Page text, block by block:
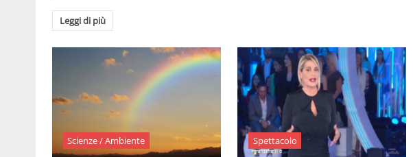
Leggi di più
Scienze / Ambiente Spettacolo